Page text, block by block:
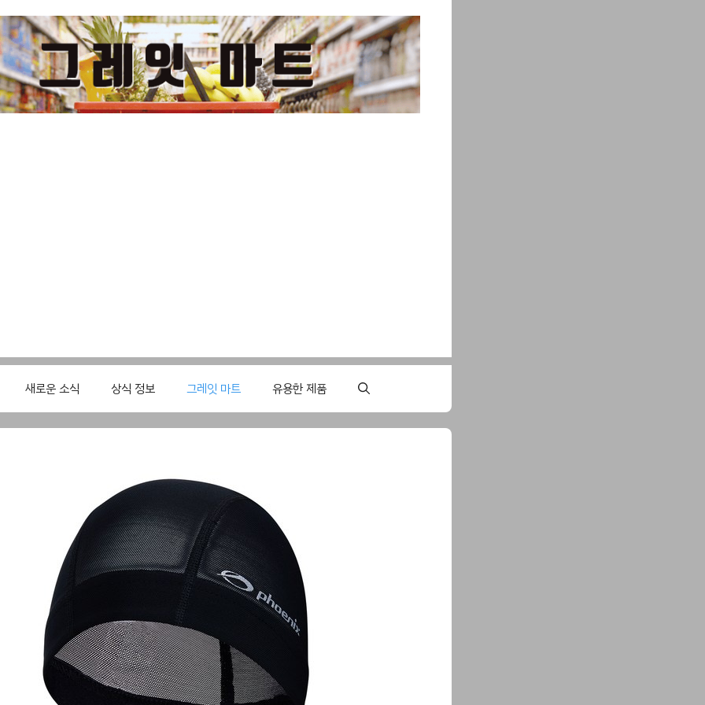
새로운 소식 상식 정보 그레잇 마트 유용한 제품